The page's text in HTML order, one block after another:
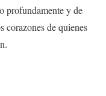
profundamente y de
corazones de quienes